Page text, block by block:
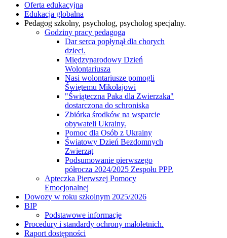
Oferta edukacyjna
Edukacja globalna
Pedagog szkolny, psycholog, psycholog specjalny.
Godziny pracy pedagoga
Dar serca popłynął dla chorych
dzieci.
Międzynarodowy Dzień
Wolontariusza
Nasi wolontariusze pomogli
Świętemu Mikołajowi
"Świąteczna Paka dla Zwierzaka"
dostarczona do schroniska
Zbiórka środków na wsparcie
obywateli Ukrainy.
Pomoc dla Osób z Ukrainy
Światowy Dzień Bezdomnych
Zwierząt
Podsumowanie pierwszego
półrocza 2024/2025 Zespołu PPP.
Apteczka Pierwszej Pomocy
Emocjonalnej
Dowozy w roku szkolnym 2025/2026
BIP
Podstawowe informacje
Procedury i standardy ochrony małoletnich.
Raport dostępności